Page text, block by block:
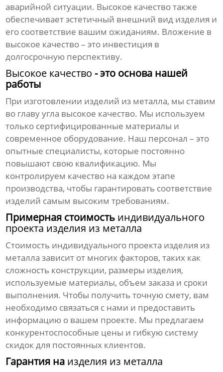
аварийной ситуации. Высокое качествотакже
обеспечивает эстетичный внешний вид изделия и
его соответствие вашим ожиданиям. Вложение в
высокое качество– это инвестиция в
долгосрочную перспективу.
Высокое качество - это основа нашей
работы
При изготовлении изделий из металла, мы ставим
во главу угла высокое качество. Мы используем
только сертифицированные материалы и
современное оборудование. Наш персонал – это
опытные специалисты, которые постоянно
повышают свою квалификацию. Мы
контролируем качество на каждом этапе
производства, чтобы гарантировать соответствие
изделий самым высоким требованиям.
Примерная стоимость индивидуального
проекта изделия из металла
Стоимость индивидуального проекта изделия из
металла зависит от многих факторов, таких как
сложность конструкции, размеры изделия,
используемые материалы, объем заказа и сроки
выполнения. Чтобы получить точную смету, вам
необходимо связаться с нами и предоставить
информацию о вашем проекте. Мы предлагаем
конкурентоспособные цены и гибкую систему
скидок для постоянных клиентов.
Гарантия на изделия из металла